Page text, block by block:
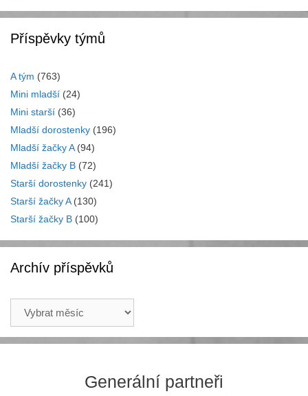
Příspěvky týmů
A tým (763)
Mini mladší (24)
Mini starší (36)
Mladší dorostenky (196)
Mladší žačky A(94)
Mladší žačky B (72)
Starší dorostenky (241)
Starší žačky A(130)
Starší žačky B (100)
Archív příspěvků
příspěvků
Generální partneři